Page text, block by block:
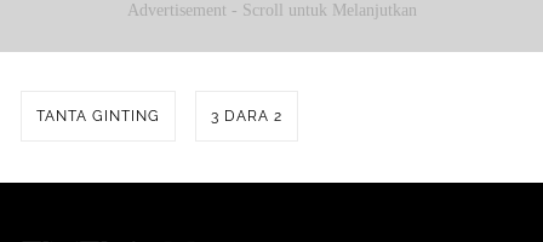
Advertisement - Scroll untuk Melanjutkan
TANTA GINTING 3 DARA 2